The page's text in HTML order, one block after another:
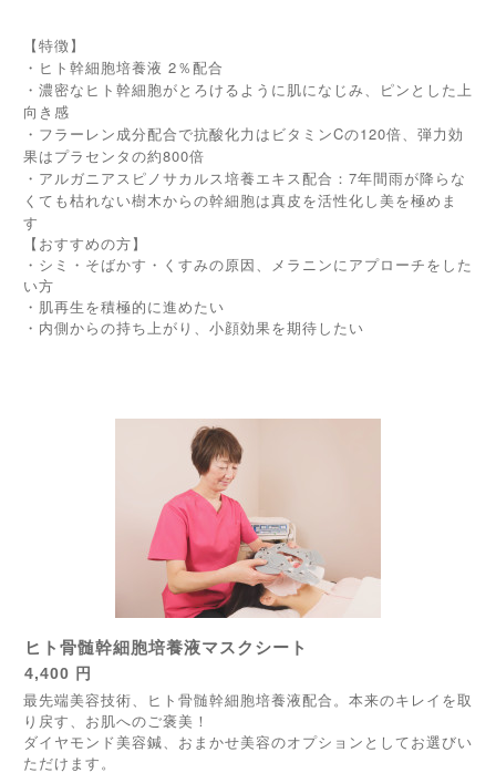
【特徴】
・ヒト幹細胞培養液 2％配合
・濃密なヒト幹細胞がとろけるように肌になじみ、ピンとした上
向き感
・フラーレン成分配合で抗酸化力はビタミンCの120倍、弾力効
果はプラセンタの約800倍
・アルガニアスピノサカルス培養エキス配合：7年間雨が降らな
くても枯れない樹木からの幹細胞は真皮を活性化し美を極めま
す
【おすすめの方】
・シミ・そばかす・くすみの原因、メラニンにアプローチをした
い方
・肌再生を積極的に進めたい
・内側からの持ち上がり、小顔効果を期待したい
ヒト骨髄幹細胞培養液マスクシート
4,400 円
最先端美容技術、ヒト骨髄幹細胞培養液配合。本来のキレイを取
り戻す、お肌へのご褒美！
ダイヤモンド美容鍼、おまかせ美容のオプションとしてお選びい
ただけます。